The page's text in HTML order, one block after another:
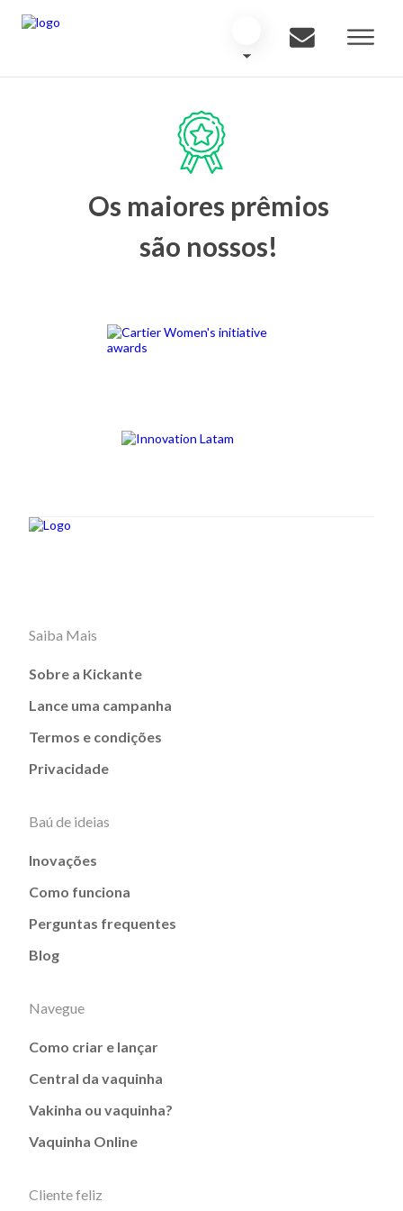
Os maiores prêmios
são nossos!
Saiba Mais
Sobre a Kickante
Lance uma campanha
Termos e condições
Privacidade
Baú de ideias
Inovações
Como funciona
Perguntas frequentes
Blog
Navegue
Como criar e lançar
Central da vaquinha
Vakinha ou vaquinha?
Vaquinha Online
Cliente feliz